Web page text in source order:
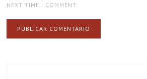
NEXT TIME I COMMENT.